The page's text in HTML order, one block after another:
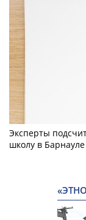
Эксперты
школу в Барнауле